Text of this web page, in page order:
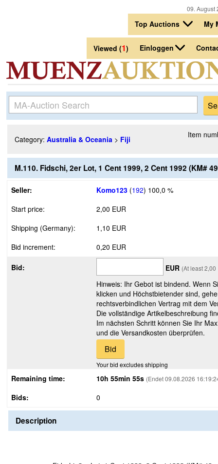
09.
Top Auctions My
Viewed (1) Einloggen
Category: Australia & Oceania > Fiji Item
M.110. Fidschi, 2er Lot, 1 Cent 1999, 2 Cent 1992 (KM#
Seller: Komo123 (192) 100,0 %
Start price:
2,00 EUR
Shipping (Germany):
1,10 EUR
Bid increment:
0,20 EUR
Bid: EUR (At least 2,00
Hinweis: Ihr Gebot ist bindend. Wenn
klicken und Höchstbietender sind,
rechtsverbindlichen Vertrag mit dem
Die vollständige Artikelbeschreibung
Im nächsten Schritt können Sie Ihr
und die Versandkosten überprüfen.
Your bid excludes shipping
Remaining time: 10h 55min 54s (Endet 09.08.2026
Bids: 0
Description